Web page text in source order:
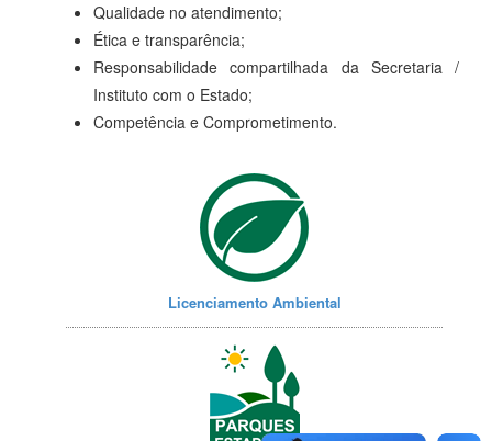
Qualidade no atendimento;
Ética e transparência;
Responsabilidade compartilhada da Secretaria /
Instituto com o Estado;
Competência e Comprometimento.
Licenciamento Ambiental